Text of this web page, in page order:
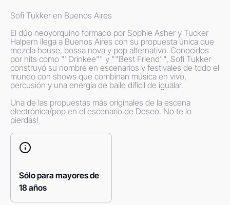
Sofi Tukker en Buenos Aires
El dúo neoyorquino formado por Sophie Asher y Tucker
Halpern llega a Buenos Aires con su propuesta única que
mezcla house, bossa nova y pop alternativo. Conocidos
por hits como ""Drinkee"" y ""Best Friend"", Sofi Tukker
construyó su nombre en escenarios y festivales de todo el
mundo con shows que combinan música en vivo,
percusión y una energía de baile difícil de igualar.
Una de las propuestas más originales de la escena
electrónica/pop en el escenario de Deseo. No te lo
pierdas!
Sólo para mayores de
18 años